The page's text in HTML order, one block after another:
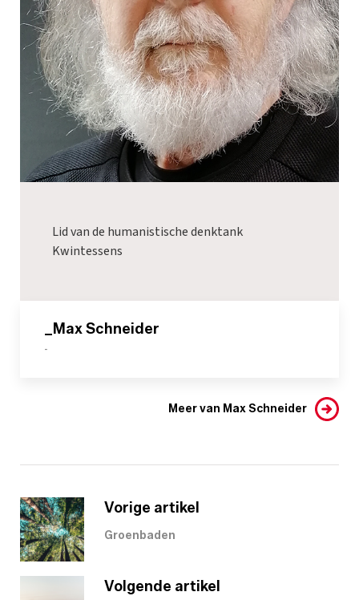
Lid van de humanistische denktank
Kwintessens
_Max Schneider
-
Meer van Max Schneider
Vorige artikel
Groenbaden
Volgende artikel